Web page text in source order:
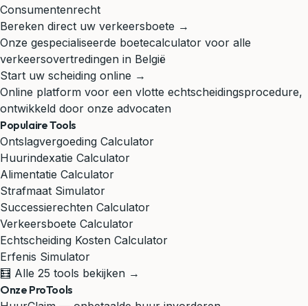
Consumentenrecht
Bereken direct uw verkeersboete →
Onze gespecialiseerde boetecalculator voor alle
verkeersovertredingen in België
Start uw scheiding online →
Online platform voor een vlotte echtscheidingsprocedure,
ontwikkeld door onze advocaten
Populaire Tools
Ontslagvergoeding Calculator
Huurindexatie Calculator
Alimentatie Calculator
Strafmaat Simulator
Successierechten Calculator
Verkeersboete Calculator
Echtscheiding Kosten Calculator
Erfenis Simulator
🧮 Alle 25 tools bekijken →
Onze ProTools